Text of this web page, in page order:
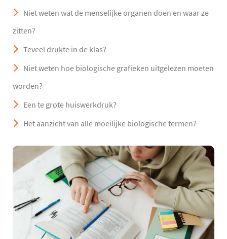
Niet weten wat de menselijke organen doen en waar ze
zitten?
Teveel drukte in de klas?
Niet weten hoe biologische grafieken uitgelezen moeten
worden?
Een te grote huiswerkdruk?
Het aanzicht van alle moeilijke biologische termen?